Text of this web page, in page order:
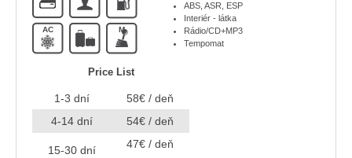
AC M
ABS, ASR, ESP
Interiér - látka
Rádio/CD+MP3
Tempomat
Price List
1-3 dní
58€ / deň
4-14 dní
54€ / deň
15-30 dní 47€ / deň